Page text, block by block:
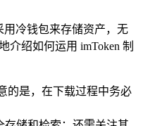
冷钱包来存储资产，无
绍如何运用 imToken 制
的是，在下载过程中务必